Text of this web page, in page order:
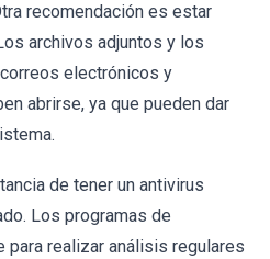
recomendación es estar
archivos adjuntos y los
electrónicos y
abrirse, ya que pueden dar
de tener un antivirus
Los programas de
realizar análisis regulares